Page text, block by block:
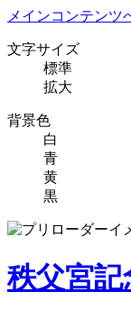
メインコンテンツ
文字サイズ
標準
拡大
背景色
白
青
黄
黒
秩父宮